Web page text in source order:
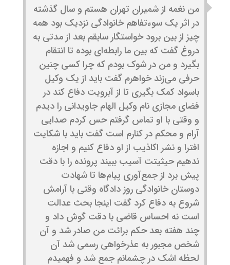
من نغمه از شمیران تهران هستم و سال گذشته
در اثر یک سوءتفاهم خانوادگی نزدیک بود همه
چیز از بین برود خواستگار سابقم بعد از مدتی به
دروغ گفت که بین ما رابطه‌ای بوده تا انتقام
بگیرد و من در شوک بودم که چرا کسی چنین
حرفی می‌زند خواهرم گفت باید از یک وکیل
باسواد کمک بگیری تا از آبرویت دفاع کند در
فضای مجازی نام وکیل الهام جاویدانی را دیدم
و وقتی با او تماس گرفتم حس کردم صدایی
آرام و محکم در کنارم است گفت باید با شکایت
افترا و نشر اکاذیب از او دفاع کنیم و اجازه
ندهیم حیثیتت آسیب ببیند پرونده را با دقت
پیش برد از جمع‌آوری پیام‌ها تا شهادت
دوستان خانوادگی روز دادگاه وقتی با آرامش
شروع به دفاع کرد گفت اینجا بحث عدالت
است نه احساس قاضی با دقت گوش داد و
چند هفته بعد حکم برائت من صادر شد و آن
شخص مجبور به عذرخواهی رسمی شد آن
لحظه اشک در چشمانم جمع شد و فهمیدم